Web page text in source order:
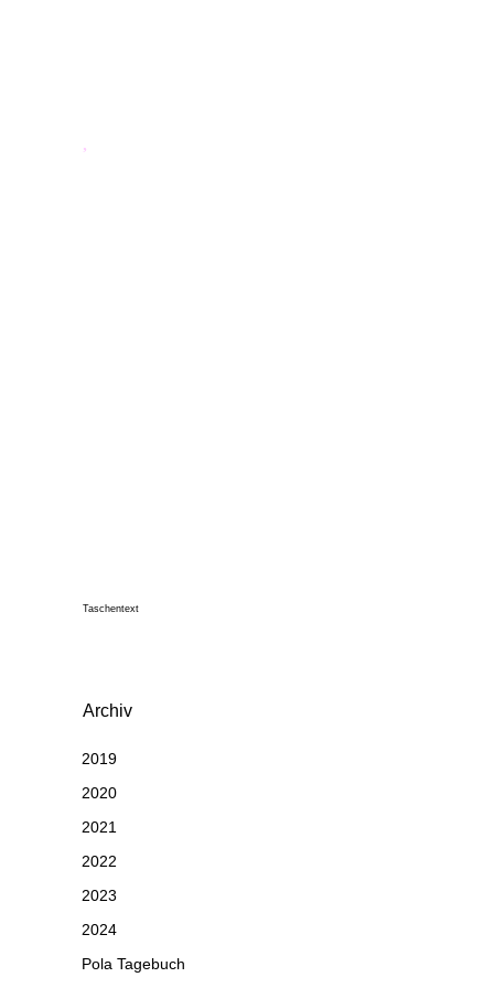
Taschentext
Archiv
2019
2020
2021
2022
2023
2024
Pola Tagebuch